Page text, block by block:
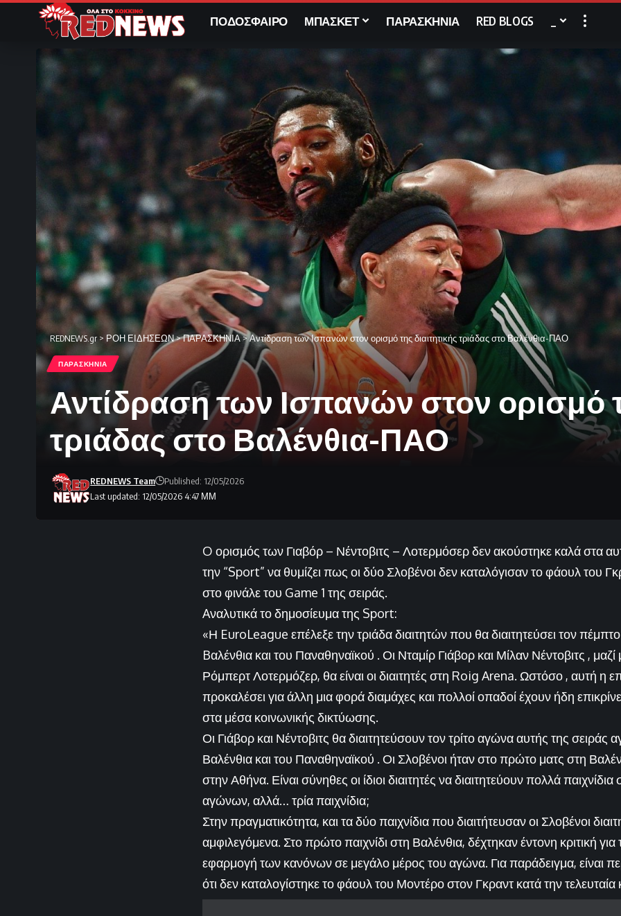
ΠΟΔΟΣΦΑΙΡΟ ΜΠΑΣΚΕΤ ΠΑΡΑΣΚΗΝΙΑ RED BLOGS
REDNEWS.gr> ΡΟΗ ΕΙΔΗΣΕΩΝ>ΠΑΡΑΣΚΗΝΙΑ>Αντίδραση των Ισπανών στον ορισμό της διαιτητικής τριάδας στο Βαλένθια-ΠΑΟ
ΠΑΡΑΣΚΗΝΙΑ
Αντίδραση των Ισπανών στον ορισμό
τριάδας στο Βαλένθια-ΠΑΟ
Last updated: 12/05/2026 4:47 ΜΜ
REDNEWS Team Published: 12/05/2026
O ορισμός των Γιαβόρ – Νέντοβιτς – Λοτερμόσερ δεν ακούστηκε καλά στα
την “Sport” να θυμίζει πως οι δύο Σλοβένοι δεν καταλόγισαν το φάουλ του
στο φινάλε του Game 1 της σειράς.
Aναλυτικά το δημοσίευμα της Sport:
«Η EuroLeague επέλεξε την τριάδα διαιτητών που θα διαιτητεύσει τον
Bαλένθια και του Παναθηναϊκού . Οι Νταμίρ Γιάβορ και Μίλαν Νέντοβιτς , μαζί
Ρόμπερτ Λοτερμόζερ, θα είναι οι διαιτητές στη Roig Arena. Ωστόσο , αυτή η
προκαλέσει για άλλη μια φορά διαμάχες και πολλοί οπαδοί έχουν ήδη
στα μέσα κοινωνικής δικτύωσης.
Οι Γιάβορ και Νέντοβιτς θα διαιτητεύσουν τον τρίτο αγώνα αυτής της σειράς
Βαλένθια και του Παναθηναϊκού . Οι Σλοβένοι ήταν στο πρώτο ματς στη
στην Αθήνα. Είναι σύνηθες οι ίδιοι διαιτητές να διαιτητεύουν πολλά παιχνίδια
αγώνων, αλλά… τρία παιχνίδια;
Στην πραγματικότητα, και τα δύο παιχνίδια που διαιτήτευσαν οι Σλοβένοι
αμφιλεγόμενα. Στο πρώτο παιχνίδι στη Βαλένθια, δέχτηκαν έντονη κριτική
εφαρμογή των κανόνων σε μεγάλο μέρος του αγώνα. Για παράδειγμα, είναι
ότι δεν καταλογίστηκε το φάουλ του Μοντέρο στον Γκραντ κατά την